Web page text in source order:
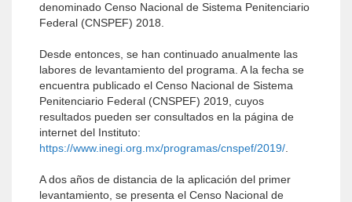
denominado Censo Nacional de Sistema Penitenciario
Federal (CNSPEF) 2018.
Desde entonces, se han continuado anualmente las
labores de levantamiento del programa. A la fecha se
encuentra publicado el Censo Nacional de Sistema
Penitenciario Federal (CNSPEF) 2019, cuyos
resultados pueden ser consultados en la página de
internet del Instituto:
https://www.inegi.org.mx/programas/cnspef/2019/
A dos años de distancia de la aplicación del primer
levantamiento, se presenta el Censo Nacional de